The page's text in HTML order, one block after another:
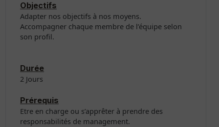
Objectifs
Adapter nos objectifs à nos moyens.
Accompagner chaque membre de l’équipe selon
son profil.
Durée
2 Jours
Prérequis
Etre en charge ou s’apprêter à prendre des
responsabilités de management.